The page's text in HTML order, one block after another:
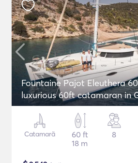
Fountaine Pajot Eleuthera
luxurious 60ft catamaran in
Catamarã
60 ft
18 m
8